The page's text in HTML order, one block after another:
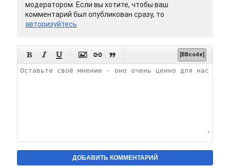
модератором. Если вы хотите, чтобы ваш
комментарий был опубликован сразу, то
авторизуйтесь
      [BBcode]